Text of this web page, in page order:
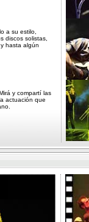
a su estilo,
discos solistas,
hasta algún
y compartí las
actuación que